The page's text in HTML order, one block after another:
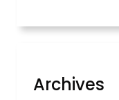
Archives